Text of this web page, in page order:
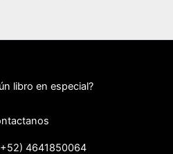
libro en especial?
4641850064